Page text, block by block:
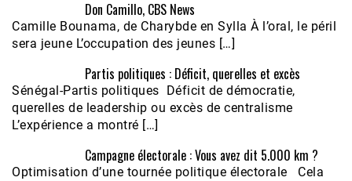
Don Camillo, CBS News
Camille Bounama, de Charybde en Sylla À l’oral, le péril
sera jeune L’occupation des jeunes […]
Partis politiques : Déficit, querelles et excès
Sénégal-Partis politiques Déficit de démocratie,
querelles de leadership ou excès de centralisme
L’expérience a montré […]
Campagne électorale : Vous avez dit 5.000 km ?
Optimisation d’une tournée politique électorale Cela